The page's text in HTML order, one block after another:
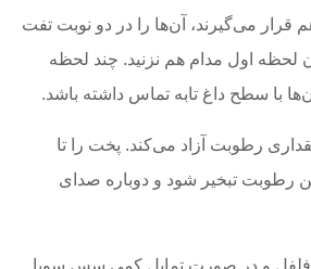
قرار می‌گیرند، آن‌ها را در دو نوبت تفت
لحظه اول مدام هم نزنید. چند لحظه
با سطح داغ تابه تماس داشته باشد.
رطوبت آزاد می‌کند. پخت را تا
رطوبت تبخیر شود و دوباره صدای
فلفل و در صورت تمایل کمی سس سویا